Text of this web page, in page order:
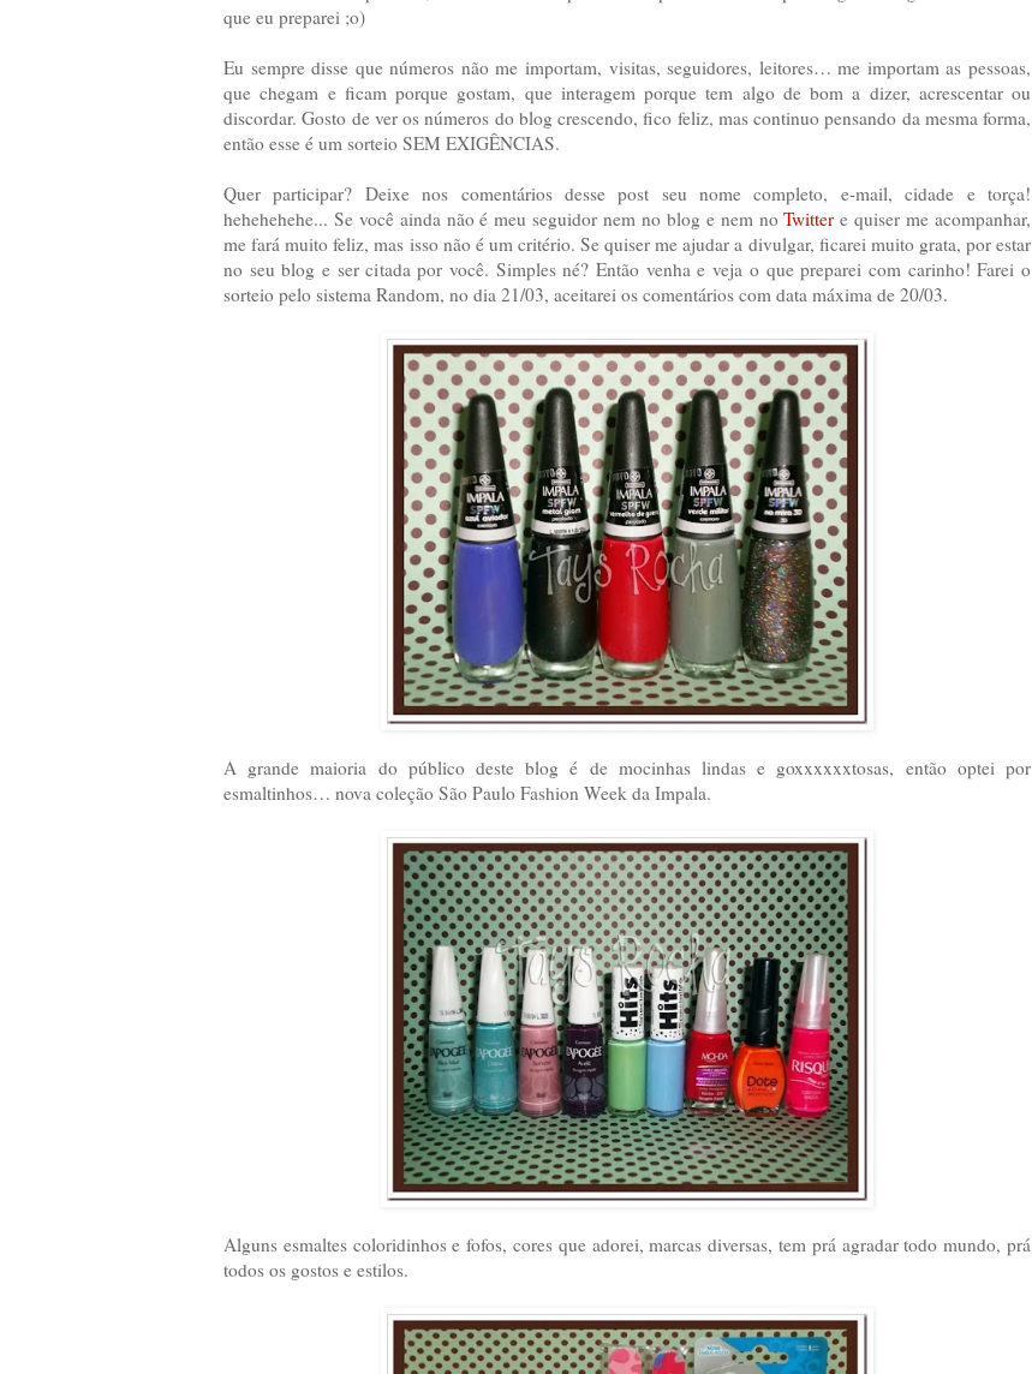
que eu preparei ;o)
Eu sempre disse que números não me importam, visitas, seguidores, leitores… me importam as pessoas,
que chegam e ficam porque gostam, que interagem porque tem algo de bom a dizer, acrescentar ou
discordar. Gosto de ver os números do blog crescendo, fico feliz, mas continuo pensando da mesma forma,
então esse é um sorteio SEM EXIGÊNCIAS.
Quer participar? Deixe nos comentários desse post seu nome completo, e-mail, cidade e torça!
hehehehehe... Se você ainda não é meu seguidor nem no blog e nem noTwitter e quiser me acompanhar,
me fará muito feliz, mas isso não é um critério. Se quiser me ajudar a divulgar, ficarei muito grata, por estar
no seu blog e ser citada por você. Simples né? Então venha e veja o que preparei com carinho! Farei o
sorteio pelo sistema Random, no dia 21/03, aceitarei os comentários com data máxima de 20/03.
A grande maioria do público deste blog é de mocinhas lindas e goxxxxxxtosas, então optei por
esmaltinhos… nova coleção São Paulo Fashion Week da Impala.
Alguns esmaltes coloridinhos e fofos, cores que adorei, marcas diversas, tem prá agradar todo mundo, prá
todos os gostos e estilos.